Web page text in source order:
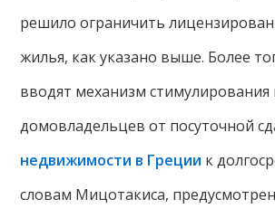
решило ограничить
жилья, как указано выше. Более
вводят механизм стимулирования
домовладельцев от посуточной
недвижимости в Греции к
словам Мицотакиса,